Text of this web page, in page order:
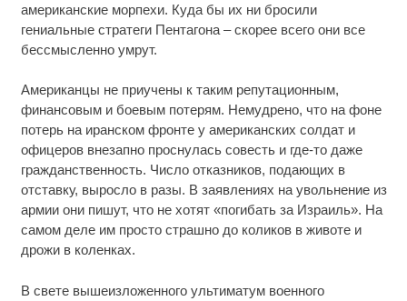
американские морпехи. Куда бы их ни бросили
гениальные стратеги Пентагона – скорее всего они все
бессмысленно умрут.
Американцы не приучены к таким репутационным,
финансовым и боевым потерям. Немудрено, что на фоне
потерь на иранском фронте у американских солдат и
офицеров внезапно проснулась совесть и где-то даже
гражданственность. Число отказников, подающих в
отставку, выросло в разы. В заявлениях на увольнение из
армии они пишут, что не хотят «погибать за Израиль». На
самом деле им просто страшно до коликов в животе и
дрожи в коленках.
В свете вышеизложенного ультиматум военного